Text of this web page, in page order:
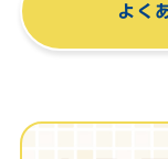
よく